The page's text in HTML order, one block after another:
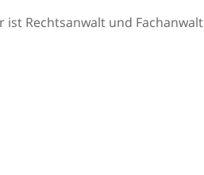
Rechtsanwalt und